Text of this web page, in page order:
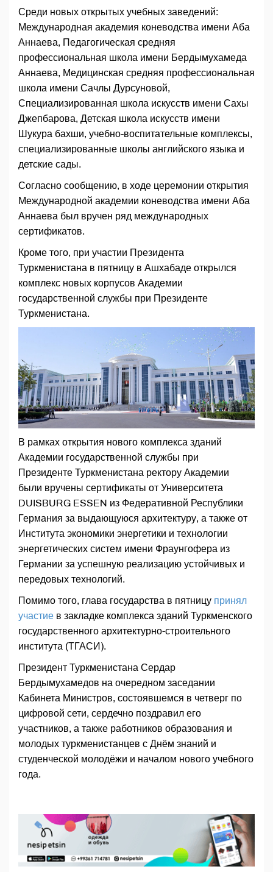
Среди новых открытых учебных заведений:
Международная академия коневодства имени Аба
Аннаева, Педагогическая средняя
профессиональная школа имени Бердымухамеда
Аннаева, Медицинская средняя профессиональная
школа имени Сачлы Дурсуновой,
Специализированная школа искусств имени Сахы
Джепбарова, Детская школа искусств имени
Шукура бахши, учебно-воспитательные комплексы,
специализированные школы английского языка и
детские сады.
Согласно сообщению, в ходе церемонии открытия
Международной академии коневодства имени Аба
Аннаева был вручен ряд международных
сертификатов.
Кроме того, при участии Президента
Туркменистана в пятницу в Ашхабаде открылся
комплекс новых корпусов Академии
государственной службы при Президенте
Туркменистана.
В рамках открытия нового комплекса зданий
Академии государственной службы при
Президенте Туркменистана ректору Академии
были вручены сертификаты от Университета
DUISBURG ESSEN из Федеративной Республики
Германия за выдающуюся архитектуру, а также от
Института экономики энергетики и технологии
энергетических систем имени Фраунгофера из
Германии за успешную реализацию устойчивых и
передовых технологий.
Помимо того, глава государства в пятницу принял
участие в закладке комплекса зданий Туркменского
государственного архитектурно-строительного
института (ТГАСИ).
Президент Туркменистана Сердар
Бердымухамедов на очередном заседании
Кабинета Министров, состоявшемся в четверг по
цифровой сети, сердечно поздравил его
участников, а также работников образования и
молодых туркменистанцев с Днём знаний и
студенческой молодёжи и началом нового учебного
года.